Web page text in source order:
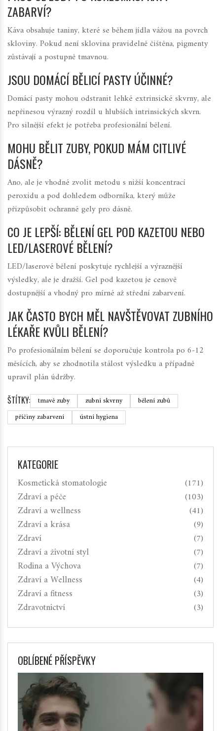
ZABARVÍ?
Káva obsahuje taniny, které se během jídla vážou na povrch
skloviny. Pokud není sklovina pravidelně čištěna, pigmenty
zůstávají a postupně tmavnou.
JSOU DOMÁCÍ BĚLICÍ PASTY ÚČINNÉ?
Domácí pasty mohou odstranit lehké extrinsické skvrny, ale
nepřinesou výrazný rozdíl u hlubších intrinsických skvrn.
Pro silnější efekt je potřeba profesionální bělení.
MOHU BĚLIT ZUBY, POKUD MÁM CITLIVÉ
DÁSNĚ?
Ano, ale je vhodné zvolit metodu s nižší koncentrací
peroxidu a pod dohledem odborníka, který může
přizpůsobit ochranné gely pro dásně.
CO JE LEPŠÍ: BĚLENÍ GEL POD KAZETOU NEBO
LED/LASEROVÉ BĚLENÍ?
LED/laserové bělení poskytuje rychlejší a výraznější
výsledky, ale je dražší. Gel pod kazetou je cenově
dostupnější a vhodný pro mírné až střední zabarvení.
JAK ČASTO BYCH MĚL NAVŠTĚVOVAT ZUBNÍHO
LÉKAŘE KVŮLI BĚLENÍ?
Po profesionálním bělení se doporučuje kontrola po 6‑12
měsících, aby se zhodnotila stálost výsledku a případně
upravil plán údržby.
ŠTÍTKY: tmavé zuby zubní skvrny
bělení zubů
příčiny zabarvení
ústní hygiena
KATEGORIE
Kosmetická stomatologie (171)
Zdraví a péče (103)
Zdraví a wellness (41)
Zdraví a krása (9)
Zdraví (7)
Zdraví a životní styl (7)
Rodina a Výchova (7)
Zdraví a Wellness (4)
Zdraví a fitness (3)
Zdravotnictví (3)
OBLÍBENÉ PŘÍSPĚVKY